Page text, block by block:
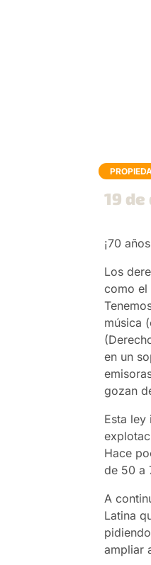
19
¡70
Los
como el
música
en un
gozan
Esta
Hace
de 50 a
A
Latina
ampliar